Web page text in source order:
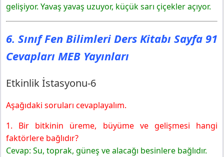
gelişiyor. Yavaş yavaş uzuyor, küçük sarı çiçekler açıyor.
6. Sınıf Fen Bilimleri Ders Kitabı Sayfa 91
Cevapları MEB Yayınları
Etkinlik İstasyonu-6
Aşağıdaki soruları cevaplayalım.
1. Bir bitkinin üreme, büyüme ve gelişmesi hangi
faktörlere bağlıdır?
Cevap: Su, toprak, güneş ve alacağı besinlere bağlıdır.